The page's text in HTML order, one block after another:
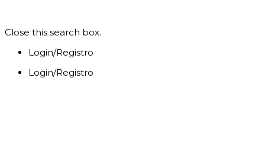
Close this search box.
Login/Registro
Login/Registro